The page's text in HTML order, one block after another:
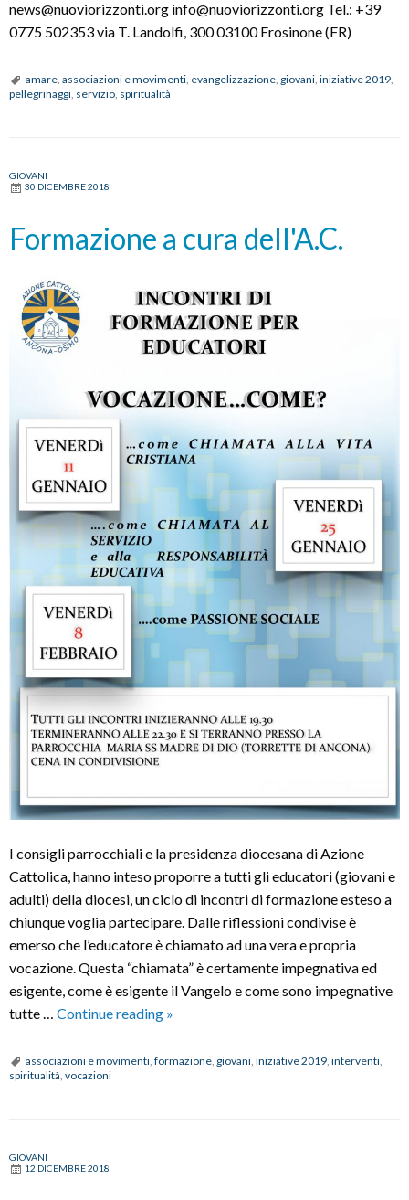
news@nuoviorizzonti.org info@nuoviorizzonti.org Tel.: +39
0775 502353 via T. Landolfi, 300 03100 Frosinone (FR)
amare, associazioni e movimenti, evangelizzazione, giovani, iniziative 2019,
pellegrinaggi, servizio, spiritualità
GIOVANI
30 DICEMBRE 2018
Formazione a cura dell'A.C.
I consigli parrocchiali e la presidenza diocesana di Azione
Cattolica, hanno inteso proporre a tutti gli educatori (giovani e
adulti) della diocesi, un ciclo di incontri di formazione esteso a
chiunque voglia partecipare. Dalle riflessioni condivise è
emerso che l’educatore è chiamato ad una vera e propria
vocazione. Questa “chiamata” è certamente impegnativa ed
esigente, come è esigente il Vangelo e come sono impegnative
tutte … Continue reading Formazione
cura
»
associazioni e movimenti formazione giovani iniziative 2019 interventi
spiritualità vocazioni
GIOVANI
12 DICEMBRE 2018